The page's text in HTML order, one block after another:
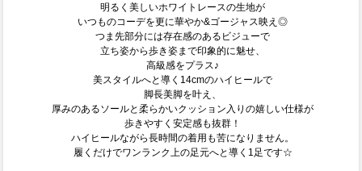
明るく美しいホワイトレースの生地が
いつものコーデを更に華やか&ゴージャス映え◎
つま先部分には存在感のあるビジューで
立ち姿から歩き姿まで印象的に魅せ、
高級感をプラス♪
美スタイルへと導く14cmのハイヒールで
脚長美脚を叶え、
厚みのあるソールと柔らかいクッション入りの嬉しい仕様が
歩きやすく安定感も抜群！
ハイヒールながら長時間の着用も苦になりません。
履くだけでワンランク上の足元へと導く1足です☆